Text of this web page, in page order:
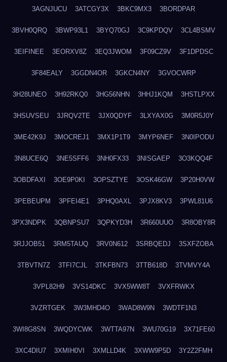
3AGNJUCU 3ATCGY3X 3BKC9MX3 3BORDPAR
3BVH0QRQ 3BWP93L1 3BYQ70GJ 3C9KPDQV 3CL4BSMV
3EIFINEE 3EORXV8Z 3EQ3JWOM 3F09CZ9V 3F1DPDSC
3F84EALY 3GGDN4OR 3GKCN4NY 3GVOCWRP
3H28UNEO 3H92RKQ0 3HG56NHN 3HHJ1KQM 3HSTLPXX
3HSUVSEU 3JRQV2TE 3JX0QDYF 3LXYAX0G 3M0R5J0Y
3ME42K9J 3MOCREJ1 3MX1P1T9 3MYP6NEF 3N0IPODU
3N8UCE6Q 3NE5SFF6 3NH0FX33 3NISGAEP 3O3KQQ4F
3OBDFAXI 3OE9P0KI 3OPSZTYE 3OSK46GW 3P20H0VW
3PEBEUPM 3PFEI4E1 3PHQ0AXL 3PJX8KV3 3PWL81U6
3PX3NDPK 3QBNPSU7 3QPKYD3H 3R660UUO 3R8OBY8R
3RJJOB51 3RM5TAUQ 3RV0N612 3SRBQEDJ 3SXFZOBA
3TBVTN7Z 3TFI7CJL 3TKFBN73 3TTB618D 3TVMVY4A
3VPL82H9 3VS14DKC 3VX5WW8T 3VXFRWKX
3VZRTGEK 3W3MHD4O 3WAD8W9N 3WDTF1N3
3WI8G8SN 3WQDYCWK 3WTTA97N 3WU70G19 3X71FE60
3XC4DIU7 3XMIH0VI 3XMLLD4K 3XWW9P5D 3Y2Z2FMH